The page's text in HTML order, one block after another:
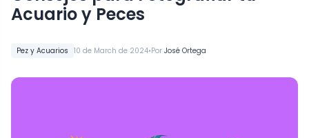
Pez y Acuarios 10 de March de 2024•Por José Ortega
Acuario y Peces